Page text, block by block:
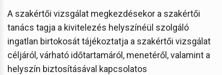
A szakértői vizsgálat megkezdésekor a szakértői
tanács tagja a kivitelezés helyszínéül szolgáló
ingatlan birtokosát tájékoztatja a szakértői vizsgálat
céljáról, várható időtartamáról, menetéről, valamint a
helyszín biztosításával kapcsolatos